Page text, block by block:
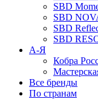
SBD
SBD
SBD
SBD
А-Я
Кобра
Все бренды
По странам